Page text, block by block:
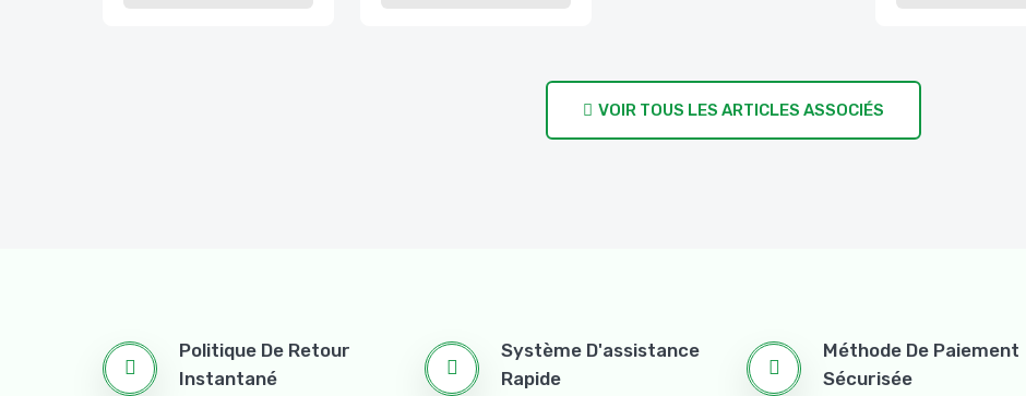
VOIR TOUS LES ARTICLES ASSOCIÉS
Politique De Retour
Instantané
Système D'assistance
Rapide
Méthode De Paiement
Sécurisée